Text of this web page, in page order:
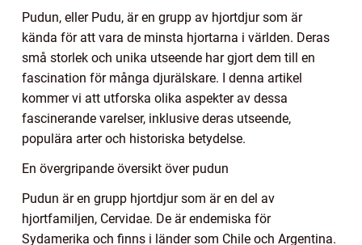
Pudun, eller Pudu, är en grupp av hjortdjur som är
kända för att vara de minsta hjortarna i världen. Deras
små storlek och unika utseende har gjort dem till en
fascination för många djurälskare. I denna artikel
kommer vi att utforska olika aspekter av dessa
fascinerande varelser, inklusive deras utseende,
populära arter och historiska betydelse.
En övergripande översikt över pudun
Pudun är en grupp hjortdjur som är en del av
hjortfamiljen, Cervidae. De är endemiska för
Sydamerika och finns i länder som Chile och Argentina.